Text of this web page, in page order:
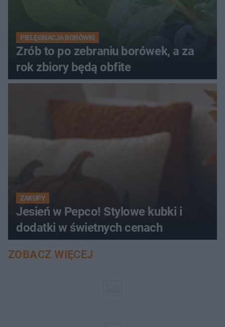
PIELĘGNACJA BORÓWKI
Zrób to po zebraniu borówek, a za
rok zbiory będą obfite
ZAKUPY
Jesień w Pepco! Stylowe kubki i
dodatki w świetnych cenach
ZOBACZ WIĘCEJ